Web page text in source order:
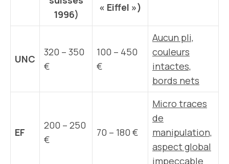
1996)
« Eiffel »)
UNC
320 – 350
€
100 – 450
€
Aucun pli,
couleurs
intactes,
bords nets
EF
200 – 250
€
70 – 180 €
Micro traces
de
manipulation,
aspect global
impeccable